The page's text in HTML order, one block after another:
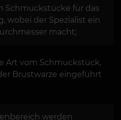
Schmuckstücke für das
wobei der Spezialist ein
macht;
Art vom Schmuckstück,
Brustwarze eingeführt
werden